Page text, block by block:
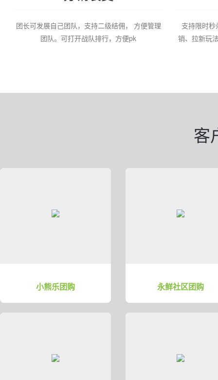
团长可发展自己团队，支持二级结佣， 方便管理
团队。可打开战队排行，方便pk
支持限时
销、拉新玩
客
小熊乐团购 永鲜社区团购